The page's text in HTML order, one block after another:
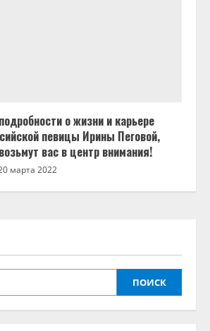
о жизни и карьере
певицы Ирины Пеговой,
вас в центр внимания!
марта 2022
ПОИСК